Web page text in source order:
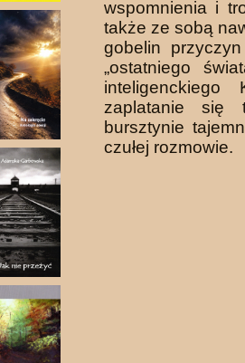
wspomnienia i
także ze sobą
gobelin
„ostatniego
zaplatanie się
bursztynie
czułej rozmowie.